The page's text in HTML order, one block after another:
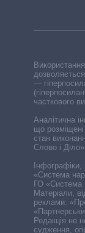
—
часткового
Аналітична
що
стан
Слово і
«Система
ГО «Система
Матеріали,
реклами:
Редакція не
судження,